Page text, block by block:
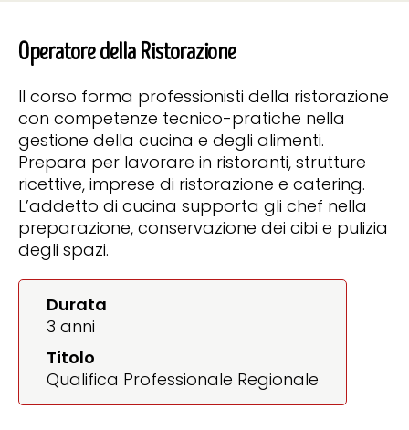
Operatore della Ristorazione
Il corso forma professionisti della ristorazione
con competenze tecnico-pratiche nella
gestione della cucina e degli alimenti.
Prepara per lavorare in ristoranti, strutture
ricettive, imprese di ristorazione e catering.
L’addetto di cucina supporta gli chef nella
preparazione, conservazione dei cibi e pulizia
degli spazi.
Durata
3 anni
Titolo
Qualifica Professionale Regionale